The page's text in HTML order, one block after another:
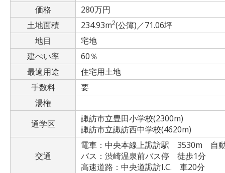
価格
280万円
土地面積
234.93m2(公簿)／71.06坪
地目
宅地
建ぺい率
60％
最適用途
住宅用土地
手数料
要
湯権
通学区
諏訪市立豊田小学校(2300m)
諏訪市立諏訪西中学校(4620m)
交通
電車：中央本線上諏訪駅 3530m 自
バス：渋崎温泉前バス停 徒歩1分
高速道路：中央道諏訪I.C. 車20分